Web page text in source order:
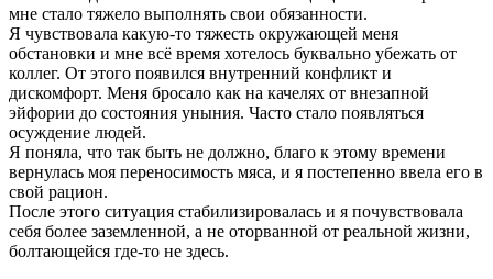
мне стало тяжело выполнять свои обязанности.
Я чувствовала какую-то тяжесть окружающей меня
обстановки и мне всё время хотелось буквально убежать от
коллег. От этого появился внутренний конфликт и
дискомфорт. Меня бросало как на качелях от внезапной
эйфории до состояния уныния. Часто стало появляться
осуждение людей.
Я поняла, что так быть не должно, благо к этому времени
вернулась моя переносимость мяса, и я постепенно ввела его в
свой рацион.
После этого ситуация стабилизировалась и я почувствовала
себя более заземленной, а не оторванной от реальной жизни,
болтающейся где-то не здесь.